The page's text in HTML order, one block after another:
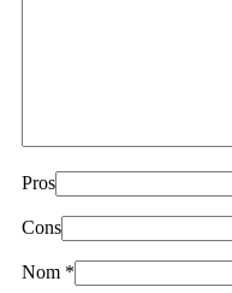
Pros
Cons
Nom *